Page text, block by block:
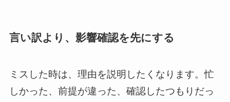
言い訳より、影響確認を先にする
ミスした時は、理由を説明したくなります。忙
しかった、前提が違った、確認したつもりだっ